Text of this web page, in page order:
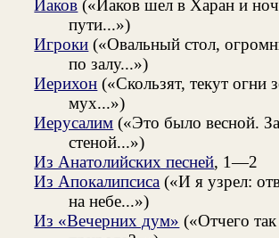
Иаков («Иаков шел в Харан и
пути...»)
Игроки («Овальный стол,
по залу...»)
Иерихон («Скользят, текут огни
мух...»)
Иерусалим («Это было весной.
стеной...»)
Из Анатолийских песней, 1—2
Из Апокалипсиса («И я узрел:
на небе...»)
Из «Вечерних дум» («Отчего